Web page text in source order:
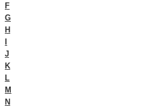
F
G
H
J
K
L
M
N